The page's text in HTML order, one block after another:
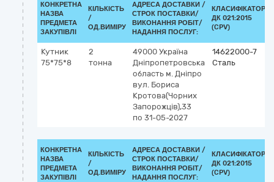
КОНКРЕТНА
НАЗВА
ПРЕДМЕТА
ЗАКУПІВЛІ
КІЛЬКІСТЬ
/
ОД.ВИМІРУ
АДРЕСА ДОСТАВКИ /
СТРОК ПОСТАВКИ/
ВИКОНАННЯ РОБІТ/
НАДАННЯ ПОСЛУГ:
КЛАСИФІКАТОР
ДК 021:2015
(CPV)
Кутник
75*75*8
2
тонна
49000 Україна
Дніпропетровська
область м. Дніпро
вул. Бориса
Кротова(Чорних
Запорожців),33
по 31-05-2027
14622000-7
Сталь
КОНКРЕТНА
НАЗВА
ПРЕДМЕТА
ЗАКУПІВЛІ
КІЛЬКІСТЬ
/
ОД.ВИМІРУ
АДРЕСА ДОСТАВКИ /
СТРОК ПОСТАВКИ/
ВИКОНАННЯ РОБІТ/
НАДАННЯ ПОСЛУГ:
КЛАСИФІКАТОР
ДК 021:2015
(CPV)